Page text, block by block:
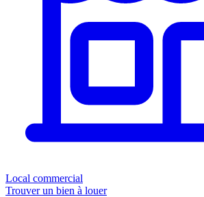
Local commercial
Trouver un bien à louer